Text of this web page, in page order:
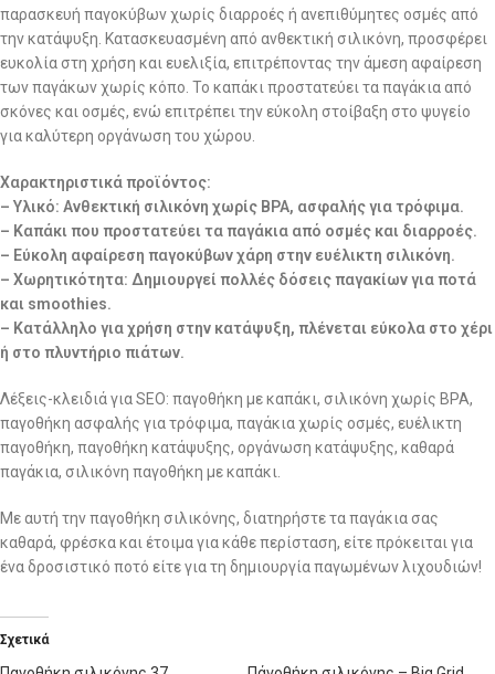
παρασκευή παγοκύβων χωρίς διαρροές ή ανεπιθύμητες οσμές από
την κατάψυξη. Κατασκευασμένη από ανθεκτική σιλικόνη, προσφέρει
ευκολία στη χρήση και ευελιξία, επιτρέποντας την άμεση αφαίρεση
των παγάκων χωρίς κόπο. Το καπάκι προστατεύει τα παγάκια από
σκόνες και οσμές, ενώ επιτρέπει την εύκολη στοίβαξη στο ψυγείο
για καλύτερη οργάνωση του χώρου.
Χαρακτηριστικά προϊόντος:
– Υλικό: Ανθεκτική σιλικόνη χωρίς BPA, ασφαλής για τρόφιμα.
– Καπάκι που προστατεύει τα παγάκια από οσμές και διαρροές.
– Εύκολη αφαίρεση παγοκύβων χάρη στην ευέλικτη σιλικόνη.
– Χωρητικότητα: Δημιουργεί πολλές δόσεις παγακίων για ποτά
και smoothies.
– Κατάλληλο για χρήση στην κατάψυξη, πλένεται εύκολα στο χέρι
ή στο πλυντήριο πιάτων.
Λέξεις-κλειδιά για SEO: παγοθήκη με καπάκι, σιλικόνη χωρίς BPA,
παγοθήκη ασφαλής για τρόφιμα, παγάκια χωρίς οσμές, ευέλικτη
παγοθήκη, παγοθήκη κατάψυξης, οργάνωση κατάψυξης, καθαρά
παγάκια, σιλικόνη παγοθήκη με καπάκι.
Με αυτή την παγοθήκη σιλικόνης, διατηρήστε τα παγάκια σας
καθαρά, φρέσκα και έτοιμα για κάθε περίσταση, είτε πρόκειται για
ένα δροσιστικό ποτό είτε για τη δημιουργία παγωμένων λιχουδιών!
Σχετικά